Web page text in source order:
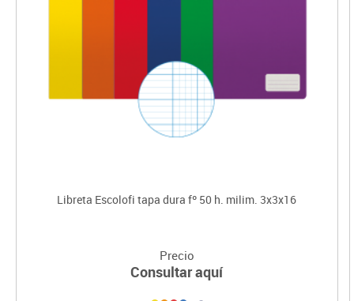
Libreta Escolofi tapa dura fº 50 h. milim. 3x3x16
Precio
Consultar aquí